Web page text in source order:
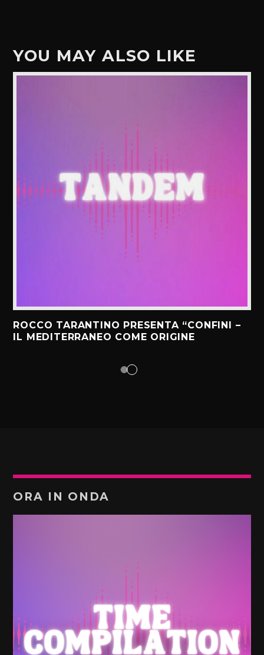
YOU MAY ALSO LIKE
ROCCO TARANTINO PRESENTA “CONFINI –
IL MEDITERRANEO COME ORIGINE
ORA IN ONDA